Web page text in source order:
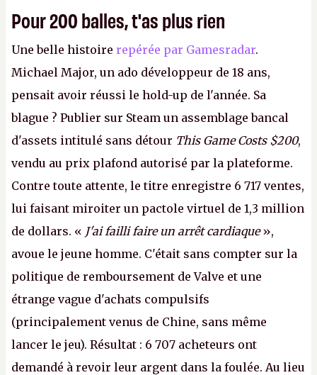
Pour 200 balles, t'as plus rien
Une belle histoire repérée par Gamesradar.
Michael Major, un ado développeur de 18 ans,
pensait avoir réussi le hold-up de l'année. Sa
blague ? Publier sur Steam un assemblage bancal
d'assets intitulé sans détour This Game Costs $200,
vendu au prix plafond autorisé par la plateforme.
Contre toute attente, le titre enregistre 6 717 ventes,
lui faisant miroiter un pactole virtuel de 1,3 million
de dollars. « J'ai failli faire un arrêt cardiaque»,
avoue le jeune homme. C'était sans compter sur la
politique de remboursement de Valve et une
étrange vague d'achats compulsifs
(principalement venus de Chine, sans même
lancer le jeu). Résultat : 6 707 acheteurs ont
demandé à revoir leur argent dans la foulée. Au lieu